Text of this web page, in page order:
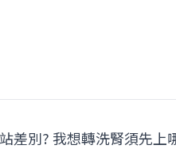
差別? 我想轉洗腎須先上